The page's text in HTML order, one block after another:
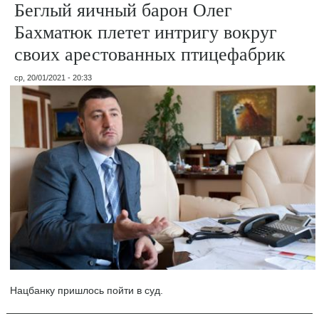
Беглый яичный барон Олег
Бахматюк плетет интригу вокруг
своих арестованных птицефабрик
ср, 20/01/2021 - 20:33
Нацбанку пришлось пойти в суд.